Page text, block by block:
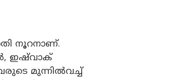
നൂറനാണ്.
ഇഷ്‌വാക്
മുന്നിൽവച്ച്